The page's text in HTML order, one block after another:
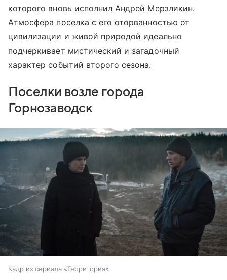
которого вновь исполнил Андрей Мерзликин.
Атмосфера поселка с его оторванностью от
цивилизации и живой природой идеально
подчеркивает мистический и загадочный
характер событий второго сезона.
Поселки возле города
Горнозаводск
Кадр из сериала «Территория»